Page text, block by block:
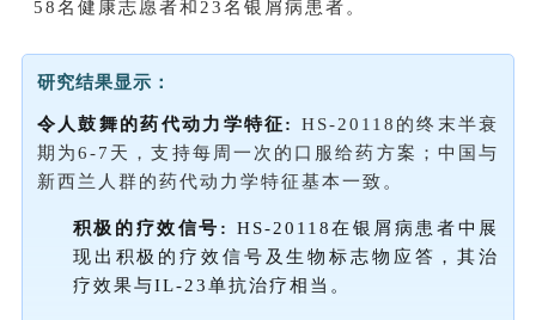
58名健康志愿者和23名银屑病患者。
研究结果显示：
令人鼓舞的药代动力学特征: HS-20118的终末半衰
期为6-7天，支持每周一次的口服给药方案；中国与
新西兰人群的药代动力学特征基本一致。
积极的疗效信号: HS-20118在银屑病患者中展
现出积极的疗效信号及生物标志物应答，其治
疗效果与IL-23单抗治疗相当。